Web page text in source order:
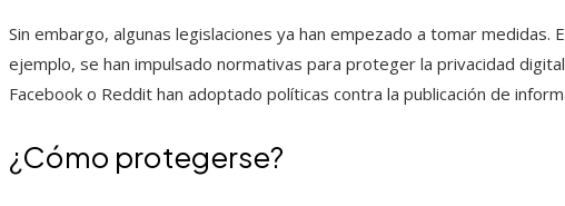
Sin embargo, algunas legislaciones ya han empezado a tomar medidas.
ejemplo, se han impulsado normativas para proteger la privacidad
Facebook o Reddit han adoptado políticas contra la publicación de
¿Cómo protegerse?